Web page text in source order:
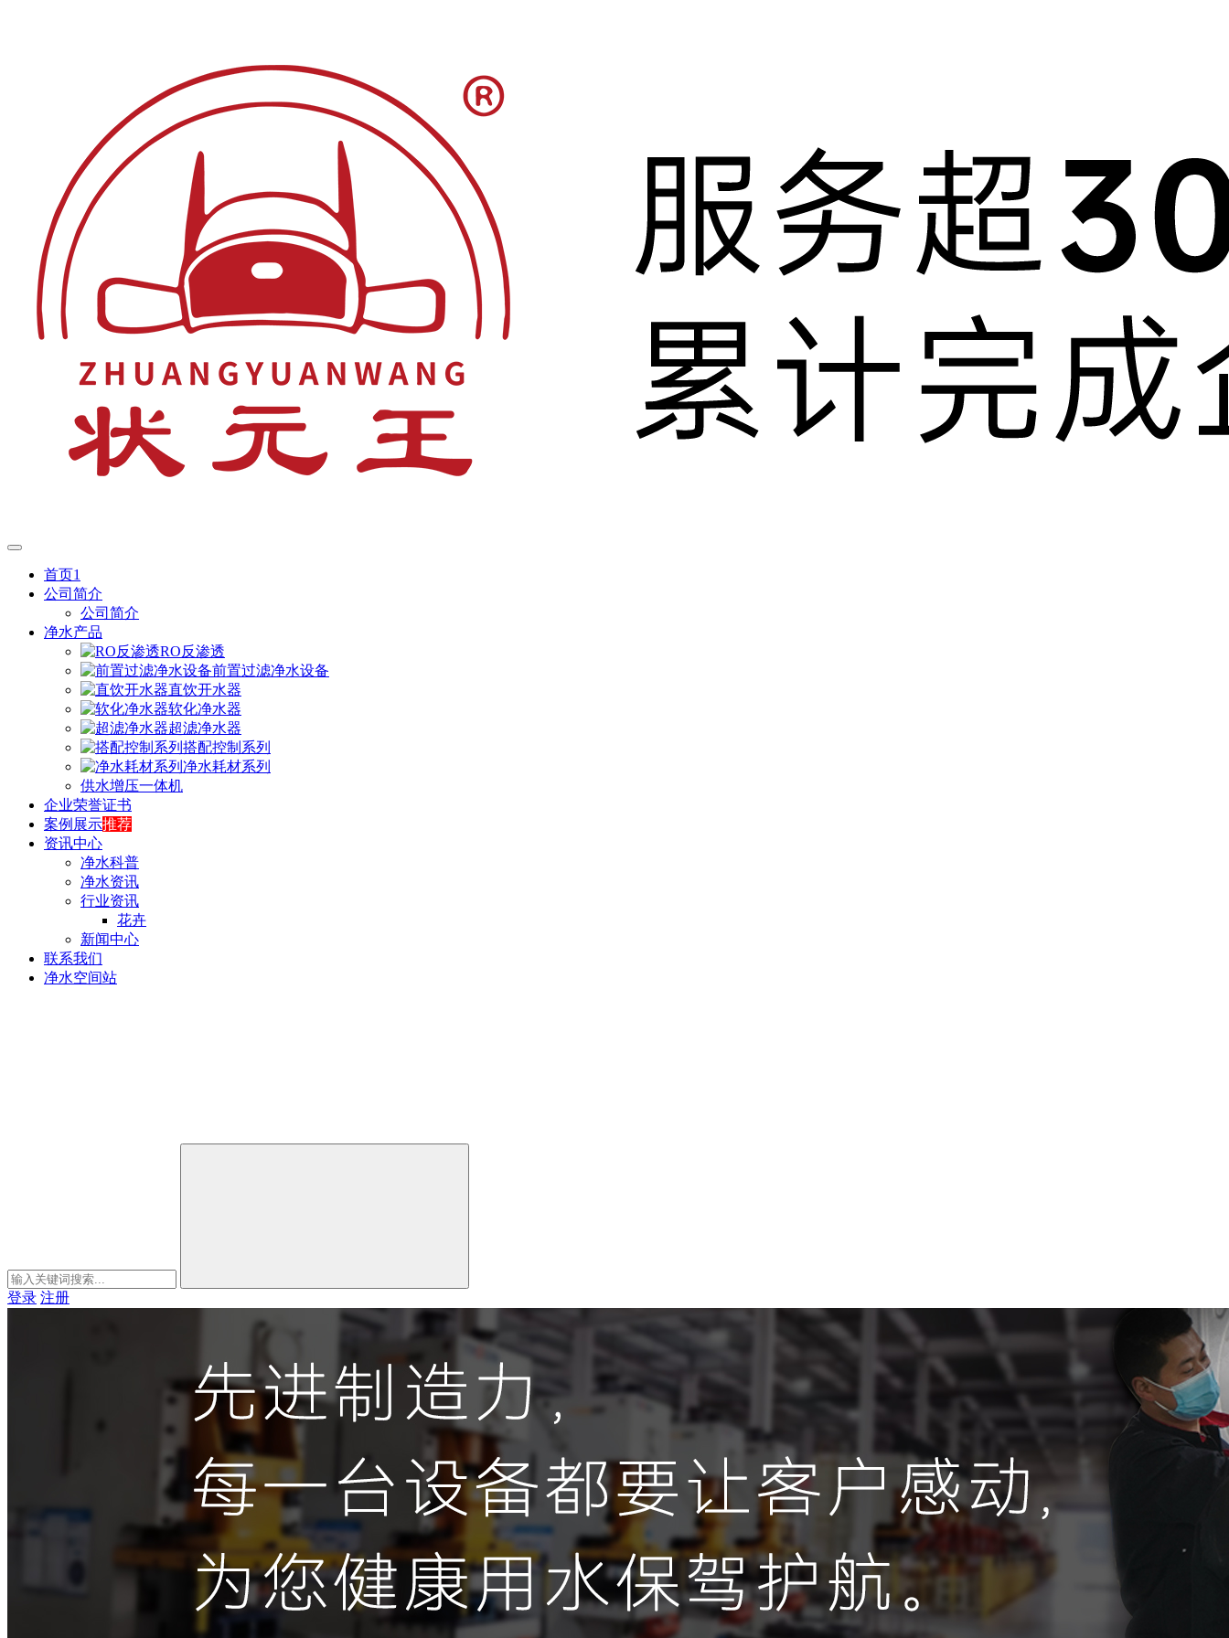
首页1
公司简介
公司简介
净水产品
RO反渗透
前置过滤净水设备
直饮开水器
软化净水器
超滤净水器
搭配控制系列
净水耗材系列
供水增压一体机
企业荣誉证书
案例展示推荐
资讯中心
净水科普
净水资讯
行业资讯
花卉
新闻中心
联系我们
净水空间站
登录 注册